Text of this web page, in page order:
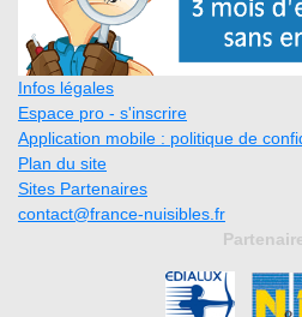
Infos légales
Espace pro - s'inscrire
Application mobile : politique de
Plan du site
Sites Partenaires
contact@france-nuisibles.fr